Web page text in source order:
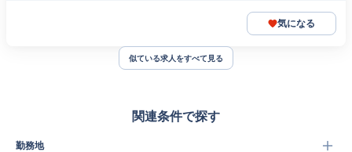
気になる
似ている求人をすべて見る
関連条件で探す
勤務地